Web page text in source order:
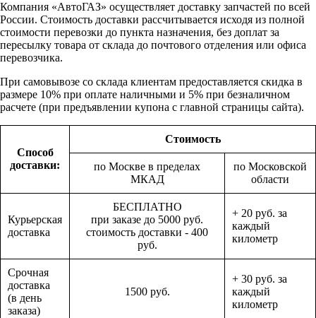
Компания «АвтоГАЗ» осуществляет доставку запчастей по всей
России. Стоимость доставки рассчитывается исходя из полной
стоимости перевозки до пункта назначения, без доплат за
пересылку товара от склада до почтового отделения или офиса
перевозчика.
При самовывозе со склада клиентам предоставляется скидка в
размере 10% при оплате наличными и 5% при безналичном
расчете (при предъявлении купона с главной страницы сайта).
Способ
доставки:
Стоимость
по Москве в пределах
МКАД
по Московской
области
Курьерская
доставка
БЕСПЛАТНО
при заказе до 5000 руб.
стоимость доставки - 400
руб.
+ 20 руб. за
каждый
километр
Срочная
доставка
(в день
заказа)
1500 руб.
+ 30 руб. за
каждый
километр